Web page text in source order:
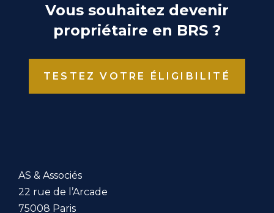
Vous souhaitez devenir
propriétaire en BRS ?
TESTEZ VOTRE ÉLIGIBILITÉ
AS & Associés
22 rue de l’Arcade
75008 Paris